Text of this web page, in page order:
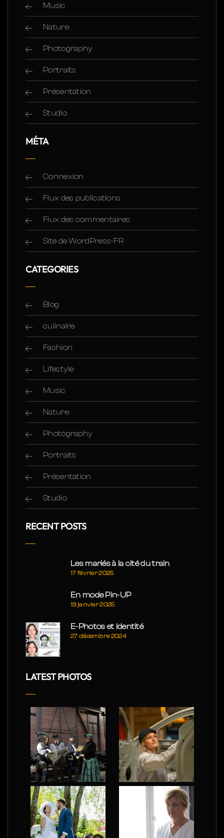
Music
Nature
Photography
Portraits
Présentation
Studio
MÉTA
Connexion
Flux des publications
Flux des commentaires
Site de WordPress-FR
CATEGORIES
Blog
culinaire
Fashion
Lifestyle
Music
Nature
Photography
Portraits
Présentation
Studio
RECENT POSTS
Les mariés à la cité du train
17 février 2025
En mode Pin-UP
13 janvier 2025
E-Photos et Identité
27 décembre 2024
LATEST PHOTOS